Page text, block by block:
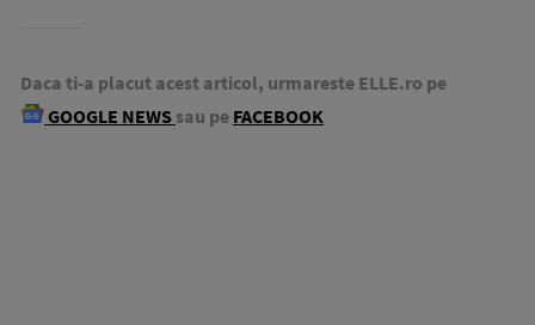
Daca ti-a placut acest articol, urmareste ELLE.ro pe
GOOGLE NEWS sau pe FACEBOOK